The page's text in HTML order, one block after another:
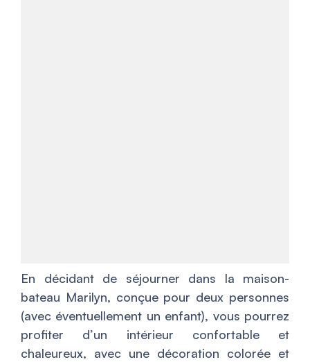
En décidant de séjourner dans la maison-
bateau Marilyn, conçue pour deux personnes
(avec éventuellement un enfant), vous pourrez
profiter d’un intérieur confortable et
chaleureux, avec une décoration colorée et